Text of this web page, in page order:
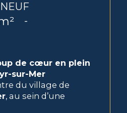
-
de cœur en plein
sur-Mer
du village de
, au sein d’une